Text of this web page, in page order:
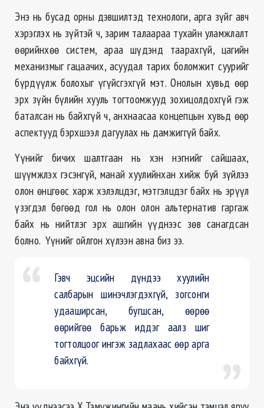
Энэ нь бусад орны дэвшилтэд технологи, арга зүйг авч
хэрэглэх нь зүйтэй ч, зарим талаараа тухайн уламжлалт
өөрийнхөө систем, араа шүдэнд таарахгүй, цагийн
механизмыг гацаачих, асуудал тарих боломжит суурийг
бүрдүүлж болохыг үгүйсгэхгүй мэт. Онолын хувьд өөр
эрх зүйн бүлийн хууль тогтоомжууд зохицолдохгүй гэж
баталсан нь байхгүй ч, анхнаасаа концепцын хувьд өөр
аспектууд бэрхшээл дагуулах нь дамжиггүй байх.
Үүнийг бичих шалтгаан нь хэн нэгнийг сайшаах,
шүүмжлэх гэсэнгүй, манай хуулийнхан хийж буй зүйлээ
олон өнцгөөс харж хэлэлцдэг, мэтгэлцдэг байх нь эрүүл
үзэгдэл бөгөөд гол нь олон олон альтернатив гаргаж
байх нь нийтлэг эрх ашгийн үүднээс зөв санагдсан
болно. Үүнийг ойлгон хүлээн авна биз ээ.
Гэвч эцсийн дүндээ хуулийн
салбарын шинэчлэгдэхгүй, зогсонги
удааширсан, бугшсан, өөрөө
өөрийгөө барьж иддэг аалз шиг
тогтолцоог ингэж задлахаас өөр арга
байхгүй.